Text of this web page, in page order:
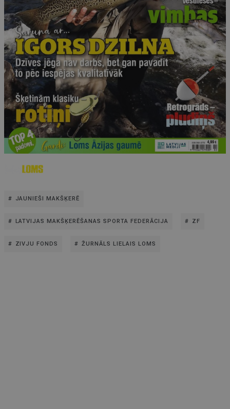
JAUNIEŠI MAKŠĶERĒ
LATVIJAS MAKŠĶERĒŠANAS SPORTA FEDERĀCIJA ZF
ZIVJU FONDS ŽURNĀLS LIELAIS LOMS